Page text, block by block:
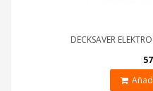
DECKSAVER